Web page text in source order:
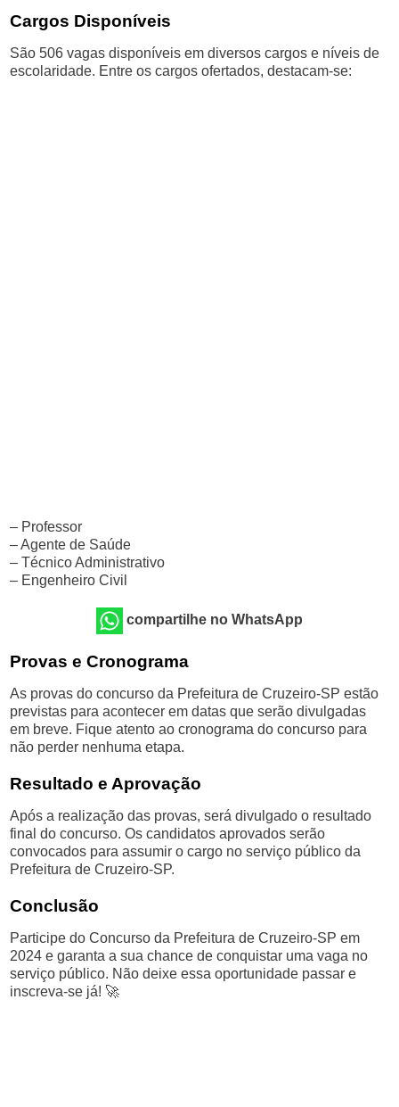
Cargos Disponíveis
São 506 vagas disponíveis em diversos cargos e níveis de
escolaridade. Entre os cargos ofertados, destacam-se:
– Professor
– Agente de Saúde
– Técnico Administrativo
– Engenheiro Civil
compartilhe no WhatsApp
Provas e Cronograma
As provas do concurso da Prefeitura de Cruzeiro-SP estão
previstas para acontecer em datas que serão divulgadas
em breve. Fique atento ao cronograma do concurso para
não perder nenhuma etapa.
Resultado e Aprovação
Após a realização das provas, será divulgado o resultado
final do concurso. Os candidatos aprovados serão
convocados para assumir o cargo no serviço público da
Prefeitura de Cruzeiro-SP.
Conclusão
Participe do Concurso da Prefeitura de Cruzeiro-SP em
2024 e garanta a sua chance de conquistar uma vaga no
serviço público. Não deixe essa oportunidade passar e
inscreva-se já! 🚀